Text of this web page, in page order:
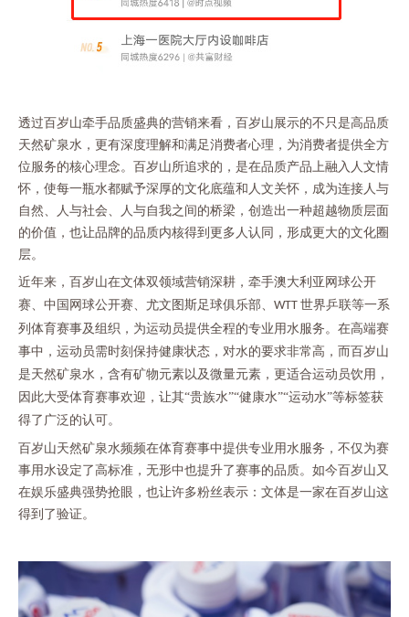
透过百岁山牵手品质盛典的营销来看，百岁山展示的不只是高品质
天然矿泉水，更有深度理解和满足消费者心理，为消费者提供全方
位服务的核心理念。百岁山所追求的，是在品质产品上融入人文情
怀，使每一瓶水都赋予深厚的文化底蕴和人文关怀，成为连接人与
自然、人与社会、人与自我之间的桥梁，创造出一种超越物质层面
的价值，也让品牌的品质内核得到更多人认同，形成更大的文化圈
层。
近年来，百岁山在文体双领域营销深耕，牵手澳大利亚网球公开
赛、中国网球公开赛、尤文图斯足球俱乐部、 WTT 世界乒联等一系
列体育赛事及组织，为运动员提供全程的专业用水服务。在高端赛
事中，运动员需时刻保持健康状态，对水的要求非常高，而百岁山
是天然矿泉水，含有矿物元素以及微量元素，更适合运动员饮用，
因此大受体育赛事欢迎，让其“贵族水”“健康水”“运动水”等标签获
得了广泛的认可。
百岁山天然矿泉水频频在体育赛事中提供专业用水服务，不仅为赛
事用水设定了高标准，无形中也提升了赛事的品质。如今百岁山又
在娱乐盛典强势抢眼，也让许多粉丝表示：文体是一家在百岁山这
得到了验证。